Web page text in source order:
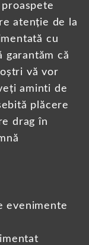
atenție de la
cu
garantăm că
vă vor
aminti de
plăcere
drag în
evenimente